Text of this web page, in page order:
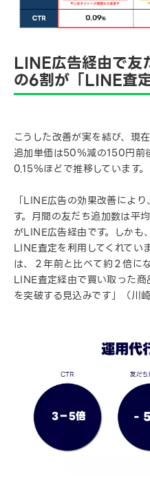
LINE広告経由で友
の6割が「LINE査
こうした改善が実を結び、現
追加単価は50％減の150円
0.15％ほどで推移しています。
「LINE広告の効果改善によ
す。月間の友だち追加数は平
がLINE広告経由です。しか
LINE査定を利用してくれてい
は、２年前と比べて約２倍に
LINE査定経由で買い取った
を突破する見込みです」（川崎